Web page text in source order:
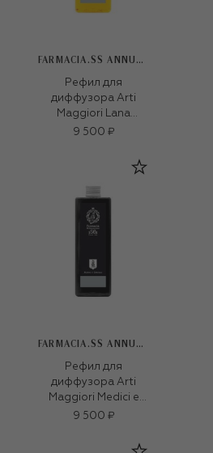
FARMACIA.SS ANNUNZIATA 1561
Рефил для
диффузора Arti
Maggiori Lana
(500ml)
9 500 ₽
FARMACIA.SS ANNUNZIATA 1561
Рефил для
диффузора Arti
Maggiori Medici e
Speziali (500ml)
9 500 ₽